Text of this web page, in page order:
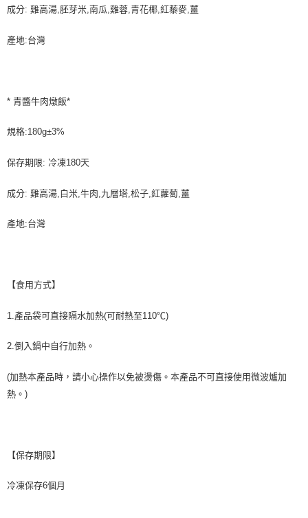
成分: 雞高湯,胚芽米,南瓜,雞蓉,青花椰,紅藜麥,薑
產地:台灣
* 青醬牛肉燉飯*
規格:180g±3%
保存期限: 冷凍180天
成分: 雞高湯,白米,牛肉,九層塔,松子,紅蘿蔔,薑
產地:台灣
【食用方式】
1.產品袋可直接隔水加熱(可耐熱至110℃)
2.倒入鍋中自行加熱。
(加熱本產品時，請小心操作以免被燙傷。本產品不可直接使用微波爐加
熱。)
【保存期限】
冷凍保存6個月